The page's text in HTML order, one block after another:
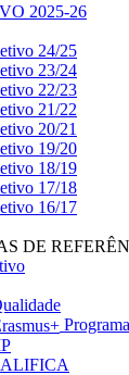
2025-26
24/25
23/24
22/23
21/22
20/21
19/20
18/19
17/18
16/17
DE